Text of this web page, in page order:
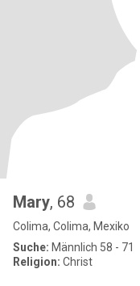
Mary, 68
Colima, Colima, Mexiko
Suche: Männlich 58 - 71
Religion: Christ